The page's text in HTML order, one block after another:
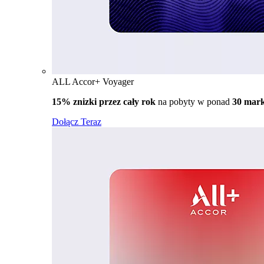
ALL Accor+ Voyager
15% znizki przez cały rok na pobyty w ponad 30
Dołącz Teraz